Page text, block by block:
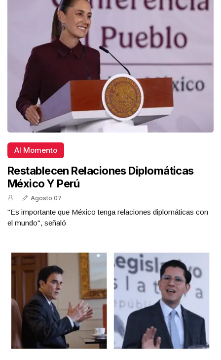
Al Momento
Restablecen Relaciones Diplomáticas
México Y Perú
Agosto 07
"Es importante que México tenga relaciones diplomáticas con
el mundo", señaló